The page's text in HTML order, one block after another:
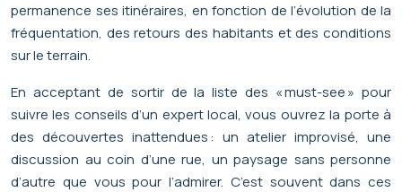
permanence ses itinéraires, en fonction de l’évolution de la
fréquentation, des retours des habitants et des conditions
sur le terrain.
En acceptant de sortir de la liste des « must-see » pour
suivre les conseils d’un expert local, vous ouvrez la porte à
des découvertes inattendues : un atelier improvisé, une
discussion au coin d’une rue, un paysage sans personne
d’autre que vous pour l’admirer. C’est souvent dans ces